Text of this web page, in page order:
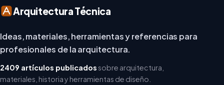
Arquitectura Técnica
Ideas, materiales, herramientas y referencias para
profesionales de la arquitectura.
2409 artículos publicadossobre arquitectura,
materiales, historia y herramientas de diseño.